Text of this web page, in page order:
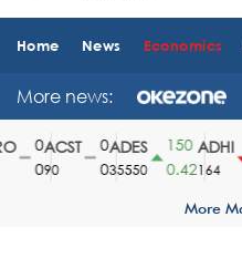
Home News Economics
More news:
ACST
90
ADES
35550
150
0.42
ADHI
164
More